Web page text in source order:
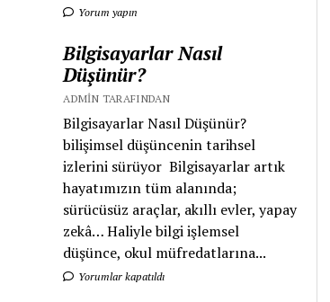
Yorum yapın
Bilgisayarlar Nasıl
Düşünür?
ADMIN TARAFINDAN
Bilgisayarlar Nasıl Düşünür?
bilişimsel düşüncenin tarihsel
izlerini sürüyor Bilgisayarlar artık
hayatımızın tüm alanında;
sürücüsüz araçlar, akıllı evler, yapay
zekâ… Haliyle bilgi işlemsel
düşünce, okul müfredatlarına...
Yorumlar kapatıldı